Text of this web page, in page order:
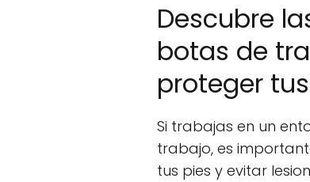
Descubre
botas de
proteger
Si trabajas en un
trabajo, es
tus pies y evitar